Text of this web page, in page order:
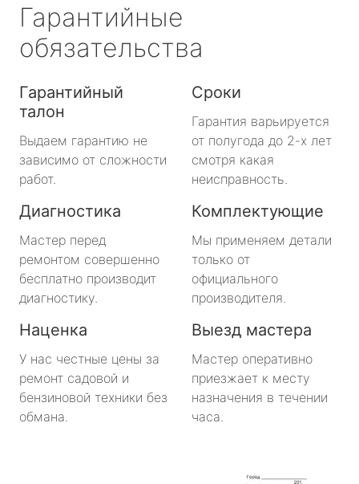
Гарантийные
обязательства
Гарантийный
талон
Выдаем гарантию не
зависимо от сложности
работ.
Сроки
Гарантия варьируется
от полугода до 2-х лет
смотря какая
неисправность.
Диагностика
Мастер перед
ремонтом совершенно
бесплатно производит
диагностику.
Комплектующие
Мы применяем детали
только от
официального
производителя.
Наценка
У нас честные цены за
ремонт садовой и
бензиновой техники без
обмана.
Выезд мастера
Мастер оперативно
приезжает к месту
назначения в течении
часа.